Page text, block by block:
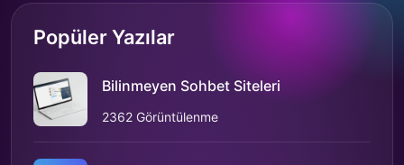
Popüler Yazılar
Bilinmeyen Sohbet Siteleri
2362 Görüntülenme